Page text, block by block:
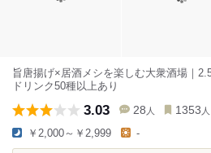
旨唐揚げ×居酒メシを楽しむ大衆酒場｜
ドリンク50種以上あり
3.03 28 人 1353 人
￥2,000～￥2,999 -